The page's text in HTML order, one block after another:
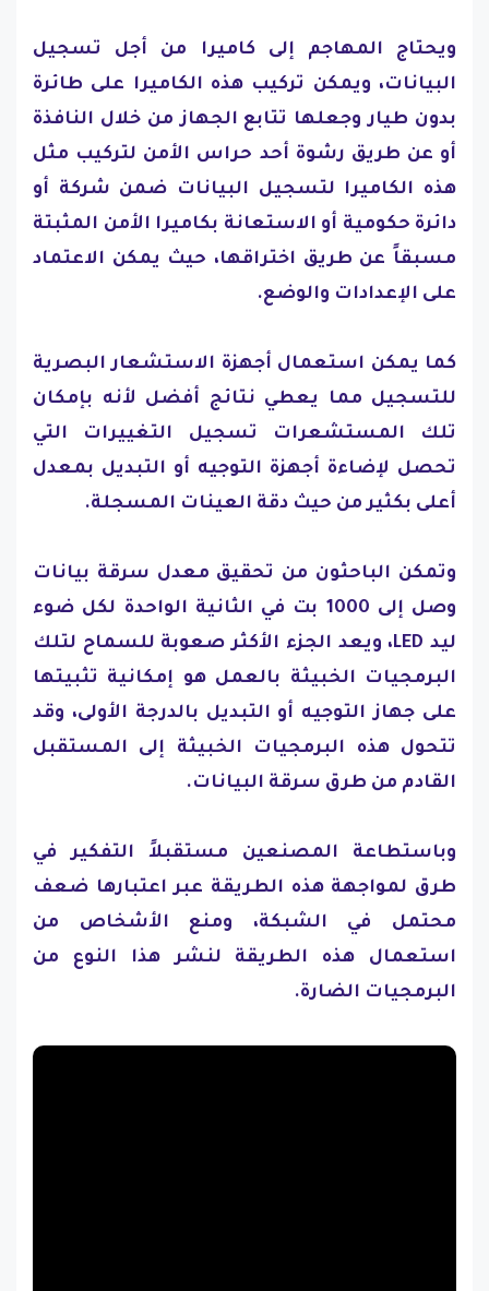
ويحتاج المهاجم إلى كاميرا من أجل تسجيل
البيانات، ويمكن تركيب هذه الكاميرا على طائرة
بدون طيار وجعلها تتابع الجهاز من خلال النافذة
أو عن طريق رشوة أحد حراس الأمن لتركيب مثل
هذه الكاميرا لتسجيل البيانات ضمن شركة أو
دائرة حكومية أو الاستعانة بكاميرا الأمن المثبتة
مسبقاً عن طريق اختراقها، حيث يمكن الاعتماد
على الإعدادات والوضع.
كما يمكن استعمال أجهزة الاستشعار البصرية
للتسجيل مما يعطي نتائج أفضل لأنه بإمكان
تلك المستشعرات تسجيل التغييرات التي
تحصل لإضاءة أجهزة التوجيه أو التبديل بمعدل
أعلى بكثير من حيث دقة العينات المسجلة.
وتمكن الباحثون من تحقيق معدل سرقة بيانات
وصل إلى 1000 بت في الثانية الواحدة لكل ضوء
ليد LED، ويعد الجزء الأكثر صعوبة للسماح لتلك
البرمجيات الخبيثة بالعمل هو إمكانية تثبيتها
على جهاز التوجيه أو التبديل بالدرجة الأولى، وقد
تتحول هذه البرمجيات الخبيثة إلى المستقبل
القادم من طرق سرقة البيانات.
وباستطاعة المصنعين مستقبلاً التفكير في
طرق لمواجهة هذه الطريقة عبر اعتبارها ضعف
محتمل في الشبكة، ومنع الأشخاص من
استعمال هذه الطريقة لنشر هذا النوع من
البرمجيات الضارة.